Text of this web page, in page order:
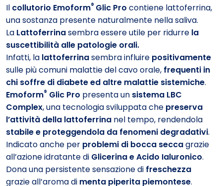
Il collutorio Emoform® Glic Pro contiene lattoferrina,
una sostanza presente naturalmente nella saliva.
La Lattoferrinasembra essere utile per ridurre la
suscettibilità alle patologie orali.
Infatti, la lattoferrinasembra influire positivamente
sulle più comuni malattie del cavo orale, frequenti in
chi soffre di diabete ed altre malattie sistemiche.
Emoform® Glic Pro presenta un sistema LBC
Complex, una tecnologia sviluppata che preserva
l’attività della lattoferrina nel tempo, rendendola
stabile e proteggendola da fenomeni degradativi.
Indicato anche per problemi di bocca seccagrazie
all’azione idratante di Glicerina e Acido Ialuronico.
Dona una persistente sensazione di freschezza
grazie all’aroma di menta piperita piemontese.